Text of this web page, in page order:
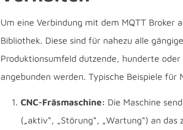
Um eine Verbindung mit dem MQTT Broker
Bibliothek. Diese sind für nahezu alle
Produktionsumfeld dutzende, hunderte
angebunden werden. Typische Beispiele für
CNC-Fräsmaschine: Die Maschine
(„aktiv“, „Störung“, „Wartung“) an